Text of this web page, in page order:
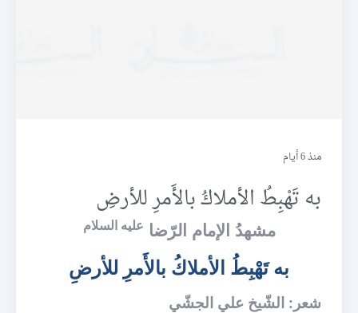
منذ 6 أيام
به تَهْبِطُ الأملاكُ بالأَمرِ للأرضِ
مشهدُ الإمام الرّضا عليه السلام
به تَهْبِطُ الأملاكُ بالأَمرِ للأرضِ
شعر: الشّيخ علي الجشّي